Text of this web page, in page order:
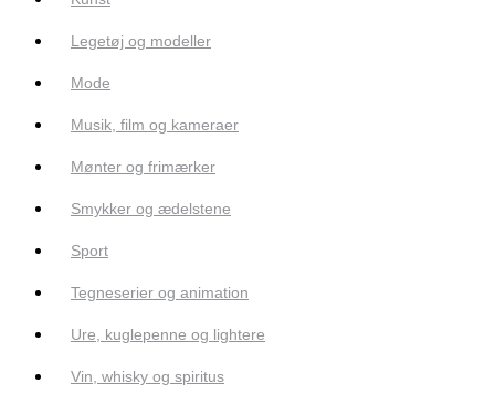
Legetøj og modeller
Mode
Musik, film og kameraer
Mønter og frimærker
Smykker og ædelstene
Sport
Tegneserier og animation
Ure, kuglepenne og lightere
Vin, whisky og spiritus